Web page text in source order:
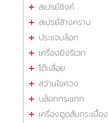
สเปรย์ซิงค์
สเปรย์ล้างคราบ
ประแจบล็อก
เครื่องยิงรีเวท
โต๊ะเลื่อย
สว่านไขควง
บล็อกกระแทก
เครื่องดูดสั่นกระเบื้อง